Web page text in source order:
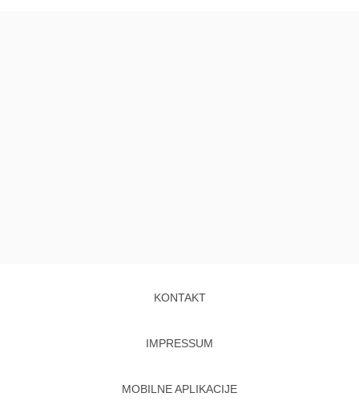
KONTAKT
IMPRESSUM
MOBILNE APLIKACIJE